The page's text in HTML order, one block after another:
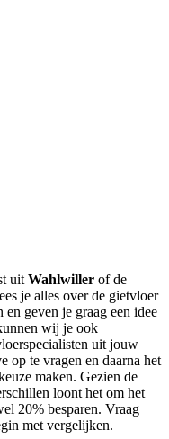
uit Wahlwiller of de
je alles over de gietvloer
geven je graag een idee
wij je ook
uit jouw
op te vragen en daarna het
maken. Gezien de
loont het om het
20% besparen. Vraag
met vergelijken.